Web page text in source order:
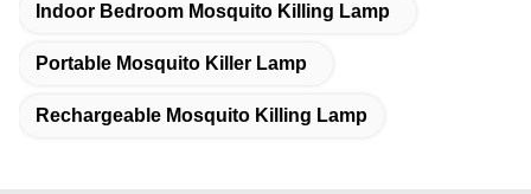
Indoor Bedroom Mosquito Killing Lamp
Portable Mosquito Killer Lamp
Rechargeable Mosquito Killing Lamp